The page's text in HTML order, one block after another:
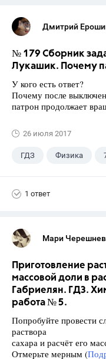
Дмитрий
№ 179 Сборник
Лукашик. Почему
У кого есть ответ?
Почему после
патрон продолжает
26 июля 2017
ГДЗ Физика
1 ответ
Мари
Приготовление
массовой доли в
Габриелян. ГДЗ.
работа № 5.
Попробуйте провести
раствора
сахара и расчёт его
Отмерьте мерным (